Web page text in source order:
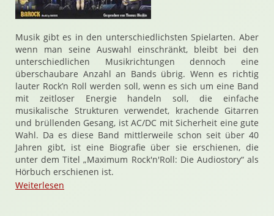
Musik gibt es in den unterschiedlichsten Spielarten. Aber
wenn man seine Auswahl einschränkt, bleibt bei den
unterschiedlichen Musikrichtungen dennoch eine
überschaubare Anzahl an Bands übrig. Wenn es richtig
lauter Rock’n Roll werden soll, wenn es sich um eine Band
mit zeitloser Energie handeln soll, die einfache
musikalische Strukturen verwendet, krachende Gitarren
und brüllenden Gesang, ist AC/DC mit Sicherheit eine gute
Wahl. Da es diese Band mittlerweile schon seit über 40
Jahren gibt, ist eine Biografie über sie erschienen, die
unter dem Titel „Maximum Rock'n'Roll: Die Audiostory“ als
Hörbuch erschienen ist.
Weiterlesen